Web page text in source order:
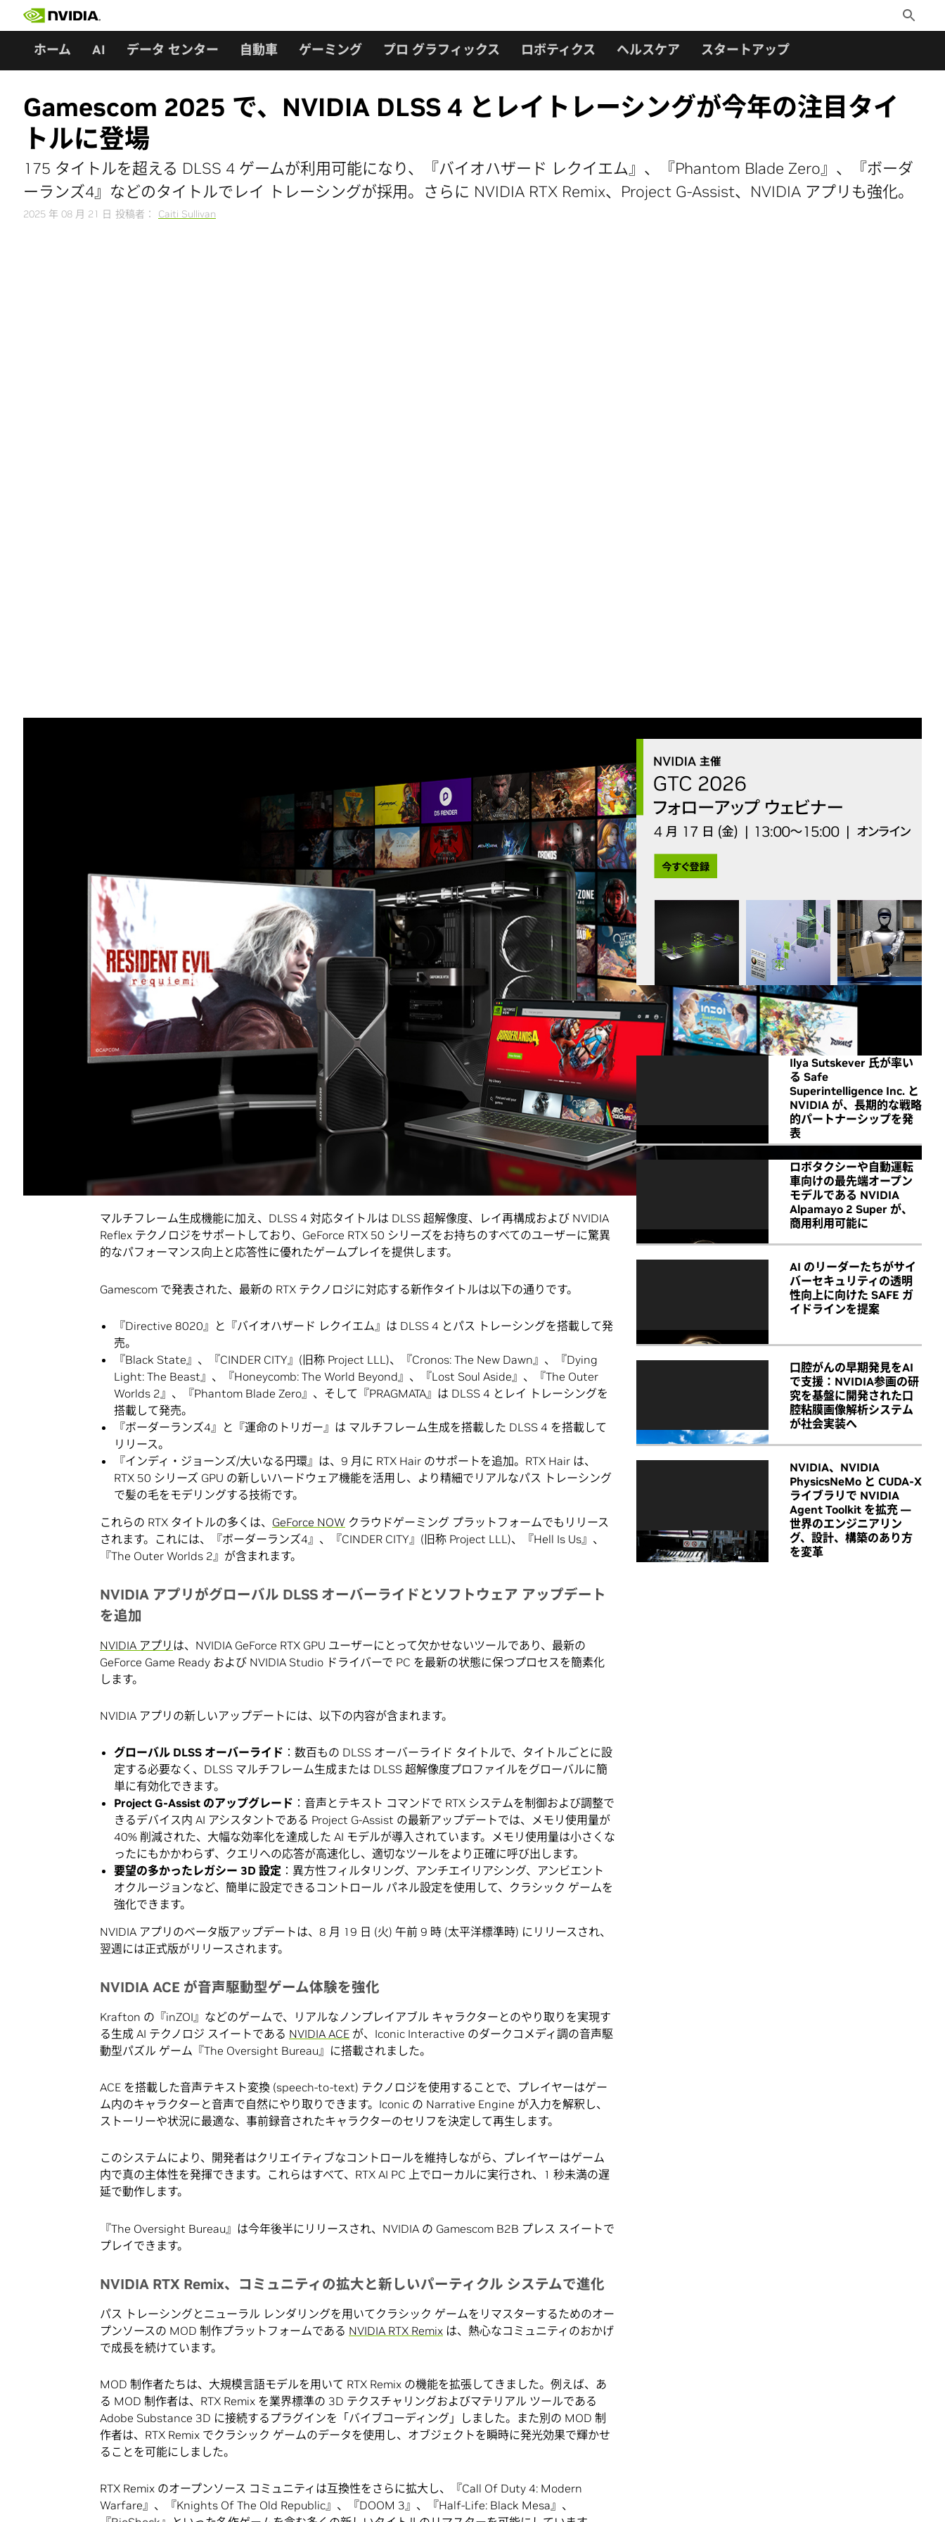
Toggle
Search
ホーム AI データ センター 自動車 ゲーミング プロ グラフィックス ロボティクス ヘルスケア スタートアップ
Gamescom 2025 で、NVIDIA DLSS 4 とレイトレーシングが今年の注目タイ
トルに登場
175 タイトルを超える DLSS 4 ゲームが利用可能になり、『バイオハザード レクイエム』、『Phantom Blade Zero』、『ボーダ
ーランズ4』などのタイトルでレイ トレーシングが採用。さらに NVIDIA RTX Remix、Project G-Assist、NVIDIA アプリも強化。
2025 年 08 月 21 日 投稿者： Caiti Sullivan
DLSS 4 に対応したタイトルが 175 を超え、高度な AI ニューラル レンダリング テクノロジである
により、世界中のゲーマーやテクノロジ愛好家は、『ボーダーランズ4』、『Hell Is
Us』、『運命のトリガー』といった今年最も期待されているタイトルで、画期的なパフォーマンス向
さらに、『バイオハザード レクイエム』と『Directive 8020』にはパス トレーシングが、近日リリー
ス予定の『Phantom Blade Zero』、『PRAGMATA』、『CINDER CITY』にはレイ トレーシングが採
用され、より没入感のあるゲームプレイを実現する非常にクリアなビジュアルを実現します。
NVIDIA GeForce マーケティング担当バイス プレジデント、マット ウェブリング (Matt Wuebbling) は
次のように述べています。「DLSS 4 とパス トレーシングは、もはや最先端のグラフィカルな実験では
なく、現代の PC ゲームの中核技術となっています。開発者は AI を活用したレンダリングを採用する
ことで、驚異的なビジュアルと大幅なパフォーマンス向上を実現し、世界中のゲーマーがリアルタイ
ム グラフィックスの未来を今すぐ体験可能にしています」
これらの発表に加え、『ボーダーランズ4』向けの新しい NVIDIA GeForce RTX 50 シリーズ バンドル
と、NVIDIA GeForce RTX GPU ユーザーのコンテンツ クリエイター、ゲーマー、AI 愛好家のためのコ
ンパニオン プラットフォームである
NVIDIA アプリ のアップデートも発表されました。
DLSS 4 が 175 以上のゲームとアプリケーションを高速化
今年初めに GeForce RTX 50 シリーズで導入されたマルチフレーム生成を搭載した DLSS 4 は、AI を活
用して従来のレンダリングによるフレームごとに最大 3 つのフレームを生成し、従来のレンダリング
と比較して最大 8 倍のパフォーマンスの向上を実現します。
マルチフレーム生成機能に加え、DLSS 4 対応タイトルは DLSS 超解像度、レイ再構成および NVIDIA
Reflex テクノロジをサポートしており、GeForce RTX 50 シリーズをお持ちのすべてのユーザーに驚異
的なパフォーマンス向上と応答性に優れたゲームプレイを提供します。
Gamescom で発表された、最新の RTX テクノロジに対応する新作タイトルは以下の通りです。
『Directive 8020』と『バイオハザード レクイエム』は DLSS 4 とパス トレーシングを搭載して発
売。
『Black State』、『CINDER CITY』(旧称 Project LLL)、『Cronos: The New Dawn』、『Dying
Light: The Beast』、『Honeycomb: The World Beyond』、『Lost Soul Aside』、『The Outer
Worlds 2』、『Phantom Blade Zero』、そして『PRAGMATA』は DLSS 4 とレイ トレーシングを
搭載して発売。
『ボーダーランズ4』と『運命のトリガー』は マルチフレーム生成を搭載した DLSS 4 を搭載して
リリース。
『インディ・ジョーンズ/大いなる円環』は、9 月に RTX Hair のサポートを追加。RTX Hair は、
RTX 50 シリーズ GPU の新しいハードウェア機能を活用し、より精細でリアルなパス トレーシング
で髪の毛をモデリングする技術です。
これらの RTX タイトルの多くは、 GeForce NOW クラウドゲーミング プラットフォームでもリリース
されます。これには、『ボーダーランズ4』、『CINDER CITY』(旧称 Project LLL)、『Hell Is Us』、
『The Outer Worlds 2』が含まれます。
NVIDIA アプリがグローバル DLSS オーバーライドとソフトウェア アップデート
を追加
NVIDIA アプリ は、NVIDIA GeForce RTX GPU ユーザーにとって欠かせないツールであり、最新の
GeForce Game Ready および NVIDIA Studio ドライバーで PC を最新の状態に保つプロセスを簡素化
します。
NVIDIA アプリの新しいアップデートには、以下の内容が含まれます。
グローバル DLSS オーバーライド ：数百もの DLSS オーバーライド タイトルで、タイトルごとに設
定する必要なく、DLSS マルチフレーム生成または DLSS 超解像度プロファイルをグローバルに簡
単に有効化できます。
Project G-Assist のアップグレード ：音声とテキスト コマンドで RTX システムを制御および調整で
きるデバイス内 AI アシスタントである Project G-Assist の最新アップデートでは、メモリ使用量が
40% 削減された、大幅な効率化を達成した AI モデルが導入されています。メモリ使用量は小さくな
ったにもかかわらず、クエリへの応答が高速化し、適切なツールをより正確に呼び出します。
要望の多かったレガシー 3D 設定 ：異方性フィルタリング、アンチエイリアシング、アンビエント
オクルージョンなど、簡単に設定できるコントロール パネル設定を使用して、クラシック ゲームを
強化できます。
NVIDIA アプリのベータ版アップデートは、8 月 19 日 (火) 午前 9 時 (太平洋標準時) にリリースされ、
翌週には正式版がリリースされます。
NVIDIA ACE が音声駆動型ゲーム体験を強化
Krafton の『inZOI』などのゲームで、リアルなノンプレイアブル キャラクターとのやり取りを実現す
る生成 AI テクノロジ スイートである NVIDIA ACE が、Iconic Interactive のダークコメディ調の音声駆
動型パズル ゲーム『The Oversight Bureau』に搭載されました。
ACE を搭載した音声テキスト変換 (speech-to-text) テクノロジを使用することで、プレイヤーはゲー
ム内のキャラクターと音声で自然にやり取りできます。Iconic の Narrative Engine が入力を解釈し、
ストーリーや状況に最適な、事前録音されたキャラクターのセリフを決定して再生します。
このシステムにより、開発者はクリエイティブなコントロールを維持しながら、プレイヤーはゲーム
内で真の主体性を発揮できます。これらはすべて、RTX AI PC 上でローカルに実行され、1 秒未満の遅
延で動作します。
『The Oversight Bureau』は今年後半にリリースされ、NVIDIA の Gamescom B2B プレス スイートで
プレイできます。
NVIDIA RTX Remix、コミュニティの拡大と新しいパーティクル システムで進化
パス トレーシングとニューラル レンダリングを用いてクラシック ゲームをリマスターするためのオー
プンソースの MOD 制作プラットフォームである NVIDIA RTX Remix は、熱心なコミュニティのおかげ
で成長を続けています。
MOD 制作者たちは、大規模言語モデルを用いて RTX Remix の機能を拡張してきました。例えば、あ
る MOD 制作者は、RTX Remix を業界標準の 3D テクスチャリングおよびマテリアル ツールである
Adobe Substance 3D に接続するプラグインを「バイブコーディング」しました。また別の MOD 制
作者は、RTX Remix でクラシック ゲームのデータを使用し、オブジェクトを瞬時に発光効果で輝かせ
ることを可能にしました。
RTX Remix のオープンソース コミュニティは互換性をさらに拡大し、『Call Of Duty 4: Modern
Warfare』、『Knights Of The Old Republic』、『DOOM 3』、『Half-Life: Black Mesa』、
All NVIDIA News
Ilya Sutskever 氏が率い
る Safe
Superintelligence Inc. と
NVIDIA が、長期的な戦略
的パートナーシップを発
表
ロボタクシーや自動運転
車向けの最先端オープン
モデルである NVIDIA
Alpamayo 2 Super が、
商用利用可能に
AI のリーダーたちがサイ
バーセキュリティの透明
性向上に向けた SAFE ガ
イドラインを提案
口腔がんの早期発見をAI
で支援：NVIDIA参画の研
究を基盤に開発された口
腔粘膜画像解析システム
が社会実装へ
NVIDIA、NVIDIA
PhysicsNeMo と CUDA-X
ライブラリで NVIDIA
Agent Toolkit を拡充 ―
世界のエンジニアリン
グ、設計、構築のあり方
を変革